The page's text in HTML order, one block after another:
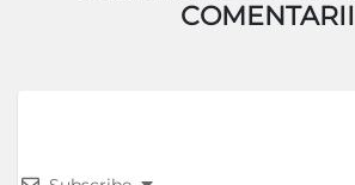
COMENTARII